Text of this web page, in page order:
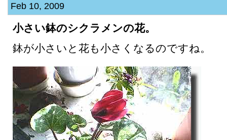
Feb 10, 2009
小さい鉢のシクラメンの花。
鉢が小さいと花も小さくなるのですね。